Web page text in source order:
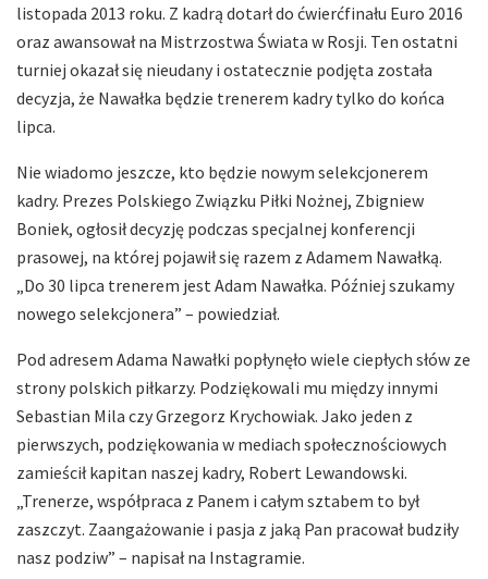
listopada 2013 roku. Z kadrą dotarł do ćwierćfinału Euro 2016
oraz awansował na Mistrzostwa Świata w Rosji. Ten ostatni
turniej okazał się nieudany i ostatecznie podjęta została
decyzja, że Nawałka będzie trenerem kadry tylko do końca
lipca.
Nie wiadomo jeszcze, kto będzie nowym selekcjonerem
kadry. Prezes Polskiego Związku Piłki Nożnej, Zbigniew
Boniek, ogłosił decyzję podczas specjalnej konferencji
prasowej, na której pojawił się razem z Adamem Nawałką.
„Do 30 lipca trenerem jest Adam Nawałka. Później szukamy
nowego selekcjonera” – powiedział.
Pod adresem Adama Nawałki popłynęło wiele ciepłych słów ze
strony polskich piłkarzy. Podziękowali mu między innymi
Sebastian Mila czy Grzegorz Krychowiak. Jako jeden z
pierwszych, podziękowania w mediach społecznościowych
zamieścił kapitan naszej kadry, Robert Lewandowski.
„Trenerze, współpraca z Panem i całym sztabem to był
zaszczyt. Zaangażowanie i pasja z jaką Pan pracował budziły
nasz podziw” – napisał na Instagramie.